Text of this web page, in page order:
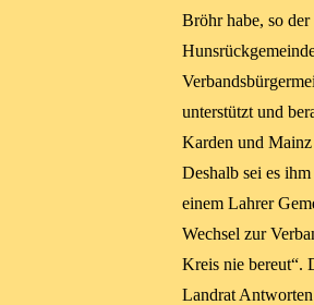
Bröhr habe, so
unterstützt und
Karden und Mainz
Deshalb sei es
einem Lahrer
Wechsel zur
Kreis nie bereut“.
Landrat